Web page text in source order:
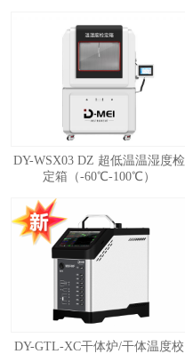
DY-WSX03 DZ 超低温温湿度检
定箱（-60℃-100℃）
DY-GTL-XC干体炉/干体温度校